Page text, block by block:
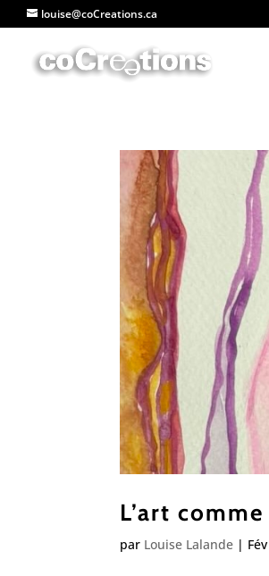
louise@coCreations.ca
L’art
par Louise Lalande |